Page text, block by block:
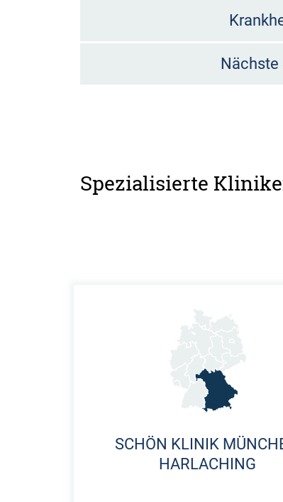
Spezialisierte
SCHÖN KLINIK
HARLACHING